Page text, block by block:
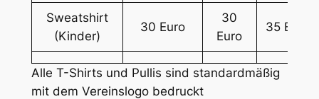
Sweatshirt
(Kinder)
30 Euro
30
Euro
35 Euro
Alle T-Shirts und Pullis sind standardmäßig
mit dem Vereinslogo bedruckt